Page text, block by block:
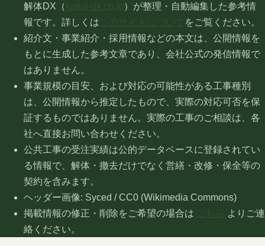
解体DX（
）が整理・自動編集した参考情
報です。詳しくは
をご覧ください。
紹介文・事業紹介・採用情報などの本文は、公開情報を
もとに生成した参考文章であり、会社公式の発信情報で
はありません。
事業規模の目安、および対応の可能性がある工事種別
は、公開情報から推定したもので、実際の対応可否を保
証するものではありません。実際の工事のご相談は、各
社へ直接お問い合わせください。
公共工事の受注実績は公的データベースに登録されてい
る情報で、解体・撤去だけでなく営繕・改修・保全等の
契約を含みます。
ヘッダー画像: Syced / CC0 (Wikimedia Commons)
掲載情報の修正・削除をご希望の場合は
よりご連
絡ください。